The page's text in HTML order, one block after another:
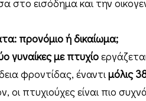
προνόμιο ή δικαίωμα;
γυναίκες με πτυχίο
φροντίδας, έναντιμόλις
οι πτυχιούχες είναι πιο